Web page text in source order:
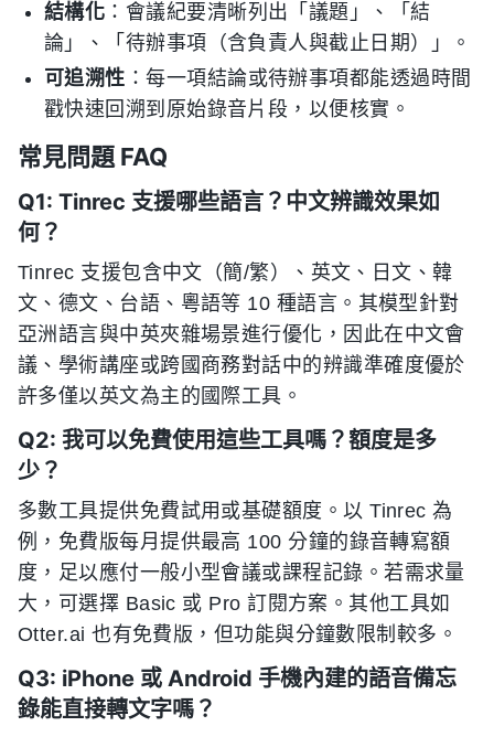
結構化 ：會議紀要清晰列出「議題」、「結
論」、「待辦事項（含負責人與截止日期）」。
可追溯性 ：每一項結論或待辦事項都能透過時間
戳快速回溯到原始錄音片段，以便核實。
常見問題 FAQ
Q1: Tinrec 支援哪些語言？中文辨識效果如
何？
Tinrec 支援包含中文（簡/繁）、英文、日文、韓
文、德文、台語、粵語等 10 種語言。其模型針對
亞洲語言與中英夾雜場景進行優化，因此在中文會
議、學術講座或跨國商務對話中的辨識準確度優於
許多僅以英文為主的國際工具。
Q2: 我可以免費使用這些工具嗎？額度是多
少？
多數工具提供免費試用或基礎額度。以 Tinrec 為
例，免費版每月提供最高 100 分鐘的錄音轉寫額
度，足以應付一般小型會議或課程記錄。若需求量
大，可選擇 Basic 或 Pro 訂閱方案。其他工具如
Otter.ai 也有免費版，但功能與分鐘數限制較多。
Q3: iPhone 或 Android 手機內建的語音備忘
錄能直接轉文字嗎？